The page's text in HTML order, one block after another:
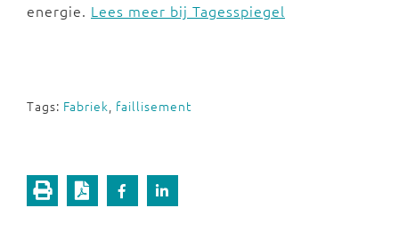
energie. Lees meer bij Tagesspiegel
Tags: Fabriek, faillisement